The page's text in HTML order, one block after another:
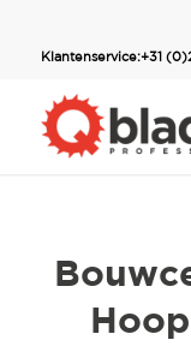
Klantenservice:+31